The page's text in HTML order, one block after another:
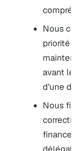
Nous
priorité
avant
d’une
Nous